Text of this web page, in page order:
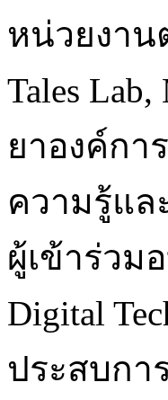
หน่วยงาน
Tales
ยาองค์กา
ความรู้แล
ผู้เข้าร่วม
Digital
ประสบกา